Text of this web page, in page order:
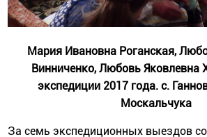
Мария Ивановна Роганская,
Винниченко, Любовь Яковлевна
экспедиции 2017 года. с.
Москальчука
За семь экспедиционных выездов